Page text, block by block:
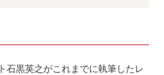
石黒英之がこれまでに執筆したレ